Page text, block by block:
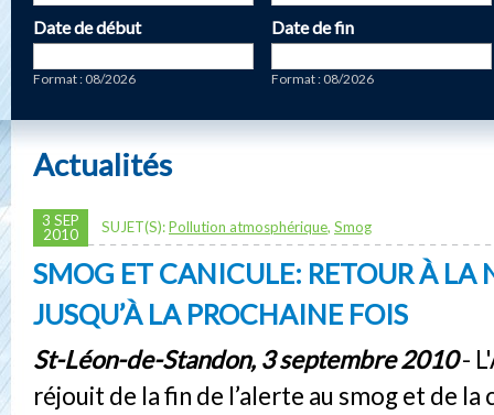
Date de début
Format : 08/2026
Date de fin
Format : 08/2026
Actualités
3 SEP
2010
SUJET(S):Pollution atmosphérique, Smog
SMOG ET CANICULE: RETOUR À LA
JUSQU’À LA PROCHAINE FOIS
St-Léon-de-Standon, 3 septembre 2010-
réjouit de la fin de l’alerte au smog et de la